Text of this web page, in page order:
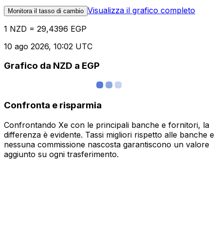
Monitora il tasso di cambio Visualizza il grafico completo
1 NZD = 29,4396 EGP
10 ago 2026, 10:02 UTC
Grafico da NZD a EGP
Confronta e risparmia
Confrontando Xe con le principali banche e fornitori, la
differenza è evidente. Tassi migliori rispetto alle banche e
nessuna commissione nascosta garantiscono un valore
aggiunto su ogni trasferimento.